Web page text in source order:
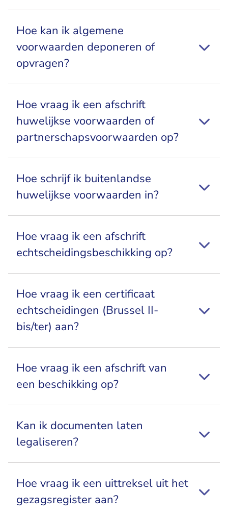
Hoe kan ik algemene
voorwaarden deponeren of
opvragen?
Hoe vraag ik een afschrift
huwelijkse voorwaarden of
partnerschapsvoorwaarden op?
Hoe schrijf ik buitenlandse
huwelijkse voorwaarden in?
Hoe vraag ik een afschrift
echtscheidingsbeschikking op?
Hoe vraag ik een certificaat
echtscheidingen (Brussel II-
bis/ter) aan?
Hoe vraag ik een afschrift van
een beschikking op?
Kan ik documenten laten
legaliseren?
Hoe vraag ik een uittreksel uit het
gezagsregister aan?